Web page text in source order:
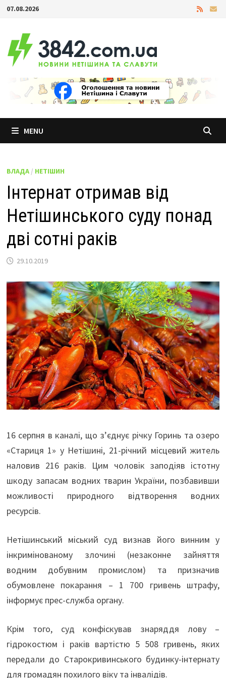
Skip
content
07.08.2026
MENU
ВЛАДА/ НЕТІШИН
Інтернат отримав від
Нетішинського суду понад
дві сотні раків
29.10.2019
16 серпня в каналі, що з’єднує річку Горинь та озеро
«Стариця 1» у Нетішині, 21-річний місцевий житель
наловив 216 раків. Цим чоловік заподіяв істотну
шкоду запасам водних тварин України, позбавивши
можливості природного відтворення водних
ресурсів.
Нетішинський міський суд визнав його винним у
інкримінованому злочині (незаконне зайняття
водним добувним промислом) та призначив
обумовлене покарання – 1 700 гривень штрафу,
інформує прес-служба органу.
Крім того, суд конфіскував знаряддя лову –
гідрокостюм і раків вартістю 5 508 гривень, яких
передали до Старокривинського будинку-інтернату
для громадян похилого віку та інвалідів.